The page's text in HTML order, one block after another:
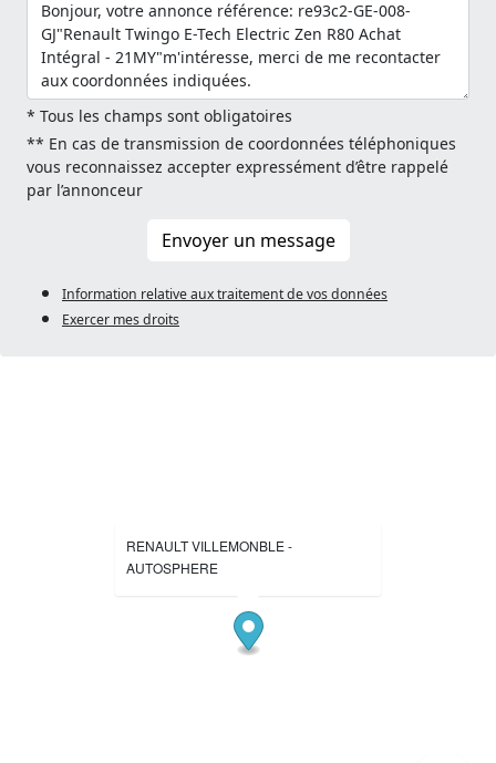
* Tous les champs sont obligatoires
** En cas de transmission de coordonnées téléphoniques
vous reconnaissez accepter expressément d’être rappelé
par l’annonceur
Envoyer un message
Information relative aux traitement de vos données
Exercer mes droits
RENAULT VILLEMONBLE -
AUTOSPHERE